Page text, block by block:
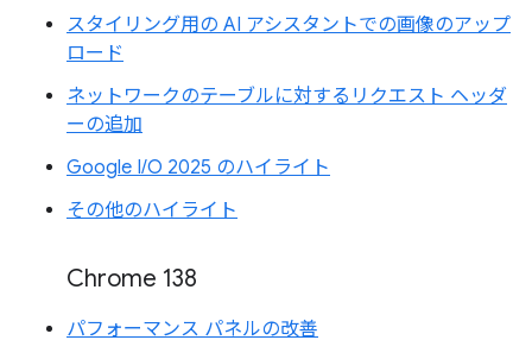
スタイリング用の AI アシスタントでの画像のアップ
ロード
ネットワークのテーブルに対するリクエスト ヘッダ
ーの追加
Google I/O 2025 のハイライト
その他のハイライト
Chrome 138
パフォーマンス パネルの改善